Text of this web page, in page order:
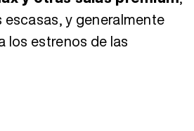
escasas, y generalmente
los estrenos de las